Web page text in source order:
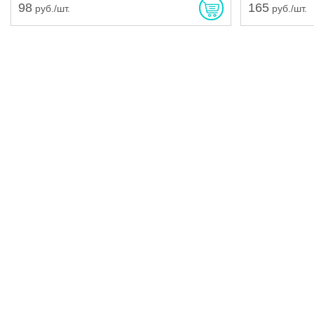
98 руб./шт. 165 руб./шт.